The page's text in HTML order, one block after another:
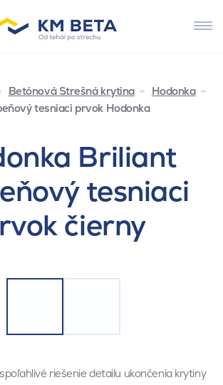
Betónová Strešná krytina
Hodonka
tesniaci prvok Hodonka
Briliant
tesniaci
čierny
riešenie detailu ukončenia krytiny